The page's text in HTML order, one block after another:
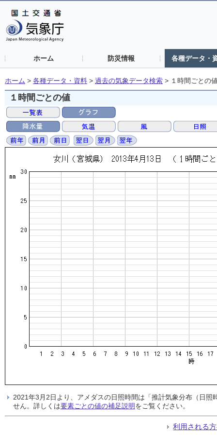
ホーム 防災情報 各種データ・
ホーム > 各種データ・資料 > 過去の気象データ検索 > １時間ごとの
１時間ごとの値
2021年3月2日より、アメダスの日照時間は「推計気象分布（日
せん。詳しくは要素ごとの値の補足説明をご覧ください。
利用される